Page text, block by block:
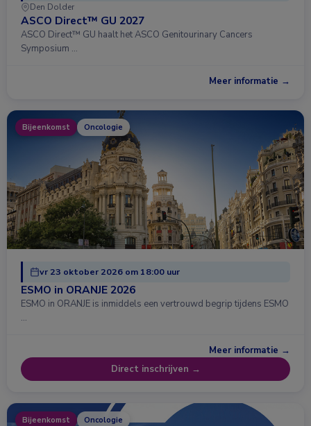
Den Dolder
ASCO Direct™ GU 2027
ASCO Direct™ GU haalt het ASCO Genitourinary Cancers
Symposium …
Meer informatie →
Bijeenkomst Oncologie
vr 23 oktober 2026 om 18:00 uur
ESMO in ORANJE 2026
ESMO in ORANJE is inmiddels een vertrouwd begrip tijdens ESMO
…
Meer informatie →
Direct inschrijven →
Bijeenkomst Oncologie